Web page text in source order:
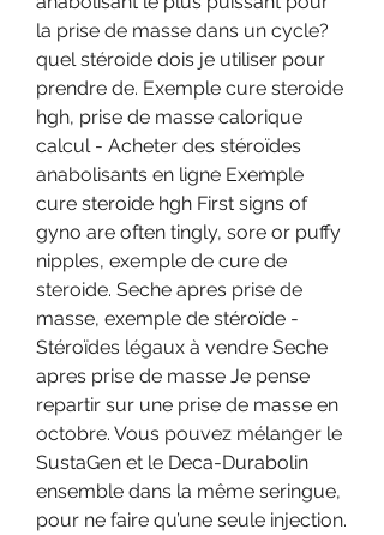
la prise de masse dans un cycle?
quel stéroide dois je utiliser pour
prendre de. Exemple cure steroide
hgh, prise de masse calorique
calcul - Acheter des stéroïdes
anabolisants en ligne Exemple
cure steroide hgh First signs of
gyno are often tingly, sore or puffy
nipples, exemple de cure de
steroide. Seche apres prise de
masse, exemple de stéroïde -
Stéroïdes légaux à vendre Seche
apres prise de masse Je pense
repartir sur une prise de masse en
octobre. Vous pouvez mélanger le
SustaGen et le Deca-Durabolin
ensemble dans la même seringue,
pour ne faire qu’une seule injection.